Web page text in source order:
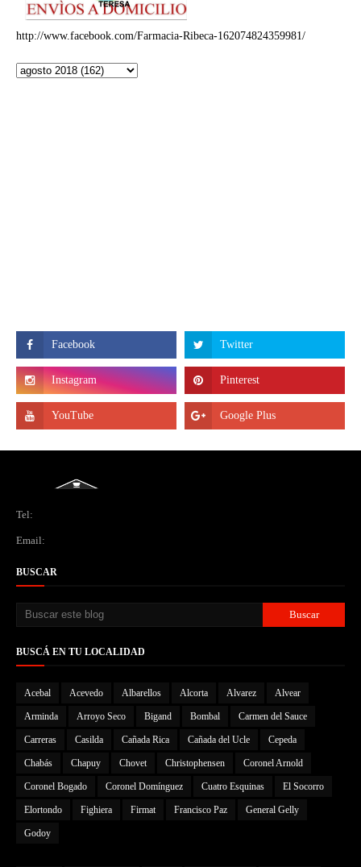
http://www.facebook.com/Farmacia-Ribeca-162074824359981/
Tel:
Email:
BUSCAR
BUSCÁ EN TU LOCALIDAD
Acebal Acevedo Albarellos Alcorta Alvarez Alvear
Arminda Arroyo Seco Bigand Bombal Carmen del Sauce
Carreras Casilda Cañada Rica Cañada del Ucle Cepeda
Chabás Chapuy Chovet Christophensen Coronel Arnold
Coronel Bogado Coronel Domínguez Cuatro Esquinas El Socorro
Elortondo Fighiera Firmat Francisco Paz General Gelly
Godoy